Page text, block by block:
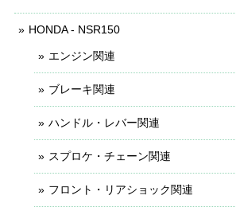
HONDA - NSR150
エンジン関連
ブレーキ関連
ハンドル・レバー関連
スプロケ・チェーン関連
フロント・リアショック関連